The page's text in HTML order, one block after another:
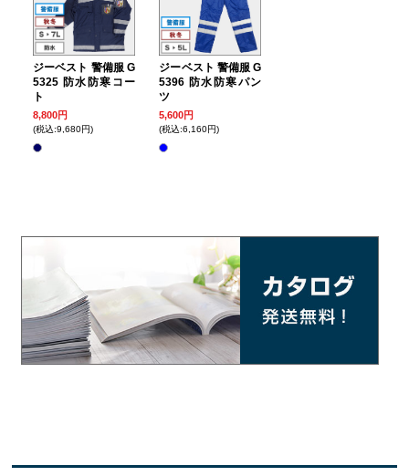
ジーベスト 警備服 G
5325 防水防寒コー
ト
8,800円
(税込:9,680円)
ジーベスト 警備服 G
5396 防水防寒パン
ツ
5,600円
(税込:6,160円)